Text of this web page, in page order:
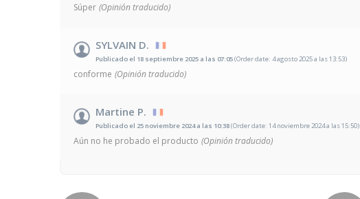
Súper (Opinión traducido)
SYLVAIN D.
Publicado el 18 septiembre 2025 a las 07:05(Order date: 4 agosto 2025 a las 13:53)
conforme (Opinión traducido)
Martine P.
Publicado el 25 noviembre 2024 a las 10:38(Order date: 14 noviembre 2024 a las 15:50)
Aún no he probado el producto (Opinión traducido)